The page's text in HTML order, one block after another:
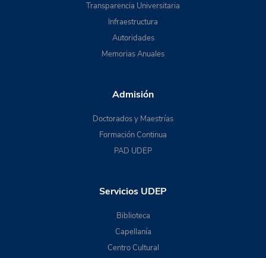
Transparencia Universitaria
Infraestructura
Autoridades
Memorias Anuales
Admisión
Doctorados y Maestrías
Formación Continua
PAD UDEP
Servicios UDEP
Biblioteca
Capellanía
Centro Cultural